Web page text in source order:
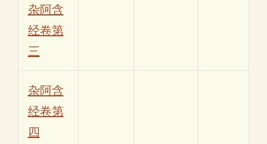
杂阿含
经卷第
三
杂阿含
经卷第
四